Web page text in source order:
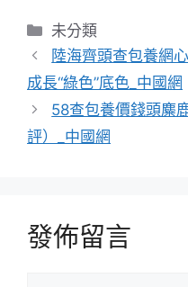
分
類
未分類
陸海齊頭查包養網
成長“綠色”底色_中國網
58查包養價錢頭麋
評）_中國網
發佈留言